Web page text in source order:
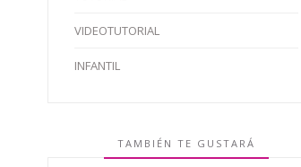
VIDEOTUTORIAL
INFANTIL
TAMBIÉN TE GUSTARÁ